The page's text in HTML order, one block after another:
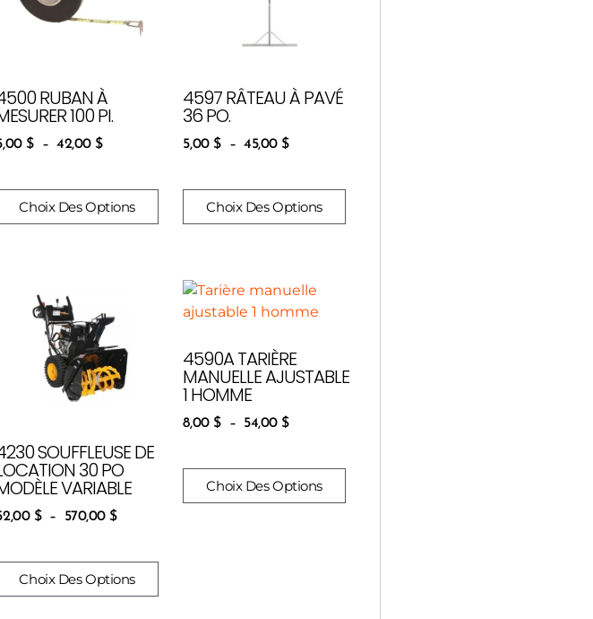
RUBAN À
100 PI.
$ – 42,00 $
Choix Des Options
4597 RÂTEAU À PAVÉ
36 PO.
5,00 $ – 45,00 $
Choix Des Options
SOUFFLEUSE DE
30 PO
VARIABLE
$ – 570,00 $
Choix Des Options
4590A TARIÈRE
MANUELLE AJUSTABLE
1 HOMME
8,00 $ – 54,00 $
Choix Des Options